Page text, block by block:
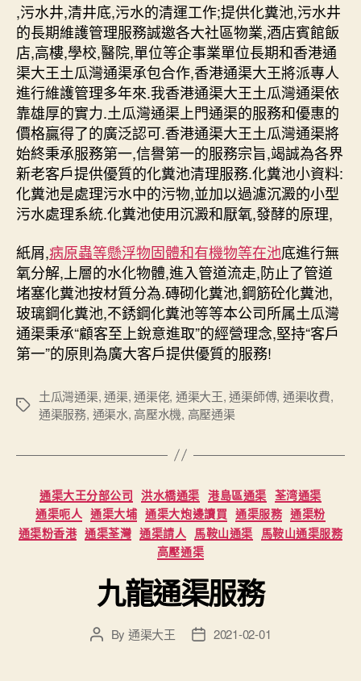
,污水井,清井底,污水的清運工作;提供化糞池,污水井
的長期維護管理服務誠邀各大社區物業,酒店賓館飯
店,高樓,學校,醫院,單位等企事業單位長期和香港通
渠大王土瓜灣通渠承包合作,香港通渠大王將派專人
進行維護管理多年來.我香港通渠大王土瓜灣通渠依
靠雄厚的實力.土瓜灣通渠上門通渠的服務和優惠的
價格贏得了的廣泛認可.香港通渠大王土瓜灣通渠將
始終秉承服務第一,信譽第一的服務宗旨,竭誠為各界
新老客戶提供優質的化糞池清理服務.化糞池小資料:
化糞池是處理污水中的污物,並加以過濾沉澱的小型
污水處理系統.化糞池使用沉澱和厭氧,發酵的原理,
紙屑,病原蟲等懸浮物固體和有機物等在池底進行無
氧分解,上層的水化物體,進入管道流走,防止了管道
堵塞化糞池按材質分為.磚砌化糞池,鋼筋砼化糞池,
玻璃鋼化糞池,不銹鋼化糞池等等本公司所属土瓜灣
通渠秉承“顧客至上銳意進取”的經營理念,堅持“客戶
第一”的原則為廣大客戶提供優質的服務!
Tags
土瓜灣通渠,通渠,通渠佬, 通渠大王,通渠師傅, 通渠收費,
通渠服務, 通渠水, 高壓水機, 高壓通渠
Categories
通渠大王分部公司 洪水橋通渠 港島區通渠 荃湾通渠
通渠呃人 通渠大埔 通渠大炮邊讀買 通渠服務 通渠粉
通渠粉香港 通渠荃灣 通渠請人 馬鞍山通渠 馬鞍山通渠服務
高壓通渠
九龍通渠服務
PostBy 通渠大王
Post2021-02-01